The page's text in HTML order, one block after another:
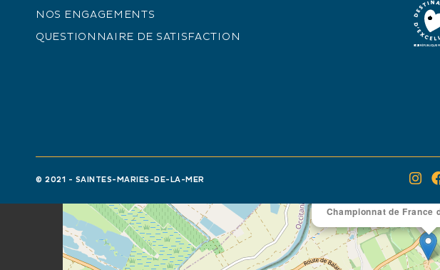
Championnat de France
NOS ENGAGEMENTS
QUESTIONNAIRE DE SATISFACTION
© 2021 - SAINTES-MARIES-DE-LA-MER